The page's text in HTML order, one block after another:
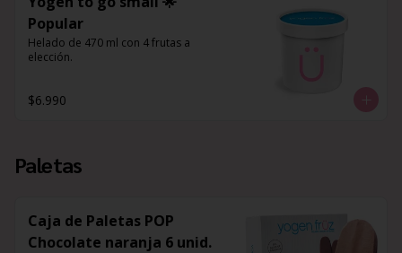
Popular
Helado de 470 ml con 4 frutas a
elección.
$6.990
Paletas
Caja de Paletas POP
Chocolate naranja 6 unid.